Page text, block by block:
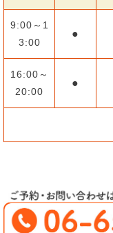
9:00～1
3:00
●
16:00～
20:00
●